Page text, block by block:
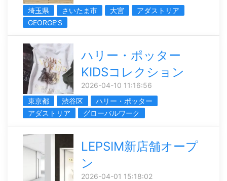
埼玉県
さいたま市 大宮
アダストリア
GEORGE’S
ハリー・ポッター
KIDSコレクション
2026-04-10 11:16:56
東京都
渋谷区
ハリー・ポッター
アダストリア
グローバルワーク
LEPSIM新店舗オープ
ン
2026-04-01 15:18:02